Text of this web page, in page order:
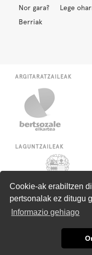
Cookie-ak erabiltzen
pertsonalak ez ditugu
Informazio gehiago
Nor gara? Lege
Berriak
ARGITARATZAILEAK
LAGUNTZAILEAK